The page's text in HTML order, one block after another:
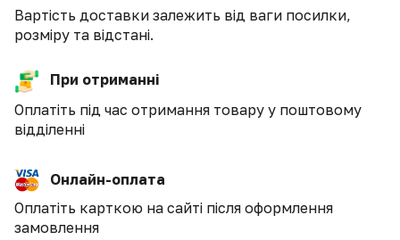
Вартість доставки залежить від ваги посилки,
розміру та відстані.
При отриманні
Оплатіть під час отримання товару у поштовому
відділенні
Онлайн-оплата
Оплатіть карткою на сайті після оформлення
замовлення